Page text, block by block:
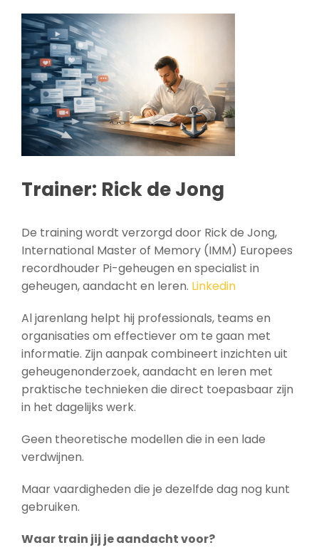
Trainer: Rick de Jong
De training wordt verzorgd door Rick de Jong,
International Master of Memory (IMM) Europees
recordhouder Pi-geheugen en specialist in
geheugen, aandacht en leren. Linkedin
Al jarenlang helpt hij professionals, teams en
organisaties om effectiever om te gaan met
informatie. Zijn aanpak combineert inzichten uit
geheugenonderzoek, aandacht en leren met
praktische technieken die direct toepasbaar zijn
in het dagelijks werk.
Geen theoretische modellen die in een lade
verdwijnen.
Maar vaardigheden die je dezelfde dag nog kunt
gebruiken.
Waar train jij je aandacht voor?